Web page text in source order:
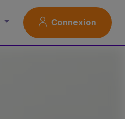
Connexion